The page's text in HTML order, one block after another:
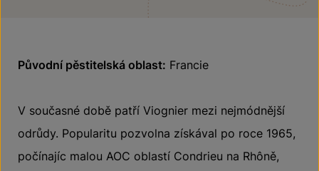
Původní pěstitelská oblast: Francie
V současné době patří Viognier mezi nejmódnější
odrůdy. Popularitu pozvolna získával po roce 1965,
počínajíc malou AOC oblastí Condrieu na Rhôně,